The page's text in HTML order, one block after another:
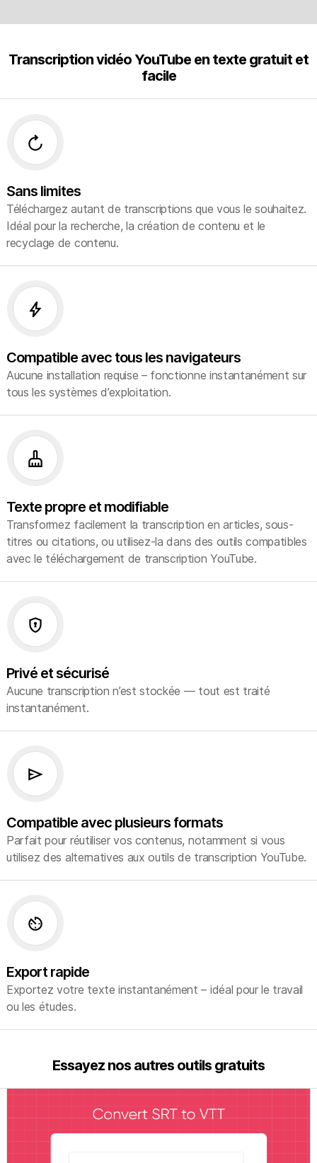
Transcription vidéo YouTube en texte gratuit et
facile
forward_media
Sans limites
Téléchargez autant de transcriptions que vous le souhaitez.
Idéal pour la recherche, la création de contenu et le
recyclage de contenu.
bolt
Compatible avec tous les navigateurs
Aucune installation requise – fonctionne instantanément sur
tous les systèmes d’exploitation.
cleaning_services
Texte propre et modifiable
Transformez facilement la transcription en articles, sous-
titres ou citations, ou utilisez-la dans des outils compatibles
avec le téléchargement de transcription YouTube.
encrypted
Privé et sécurisé
Aucune transcription n’est stockée — tout est traité
instantanément.
send
Compatible avec plusieurs formats
Parfait pour réutiliser vos contenus, notamment si vous
utilisez des alternatives aux outils de transcription YouTube.
av_timer
Export rapide
Exportez votre texte instantanément – idéal pour le travail
ou les études.
Essayez nos autres outils gratuits